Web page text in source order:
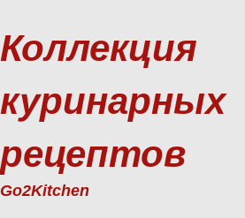
Коллекция
куринарных
рецептов
Go2Kitchen